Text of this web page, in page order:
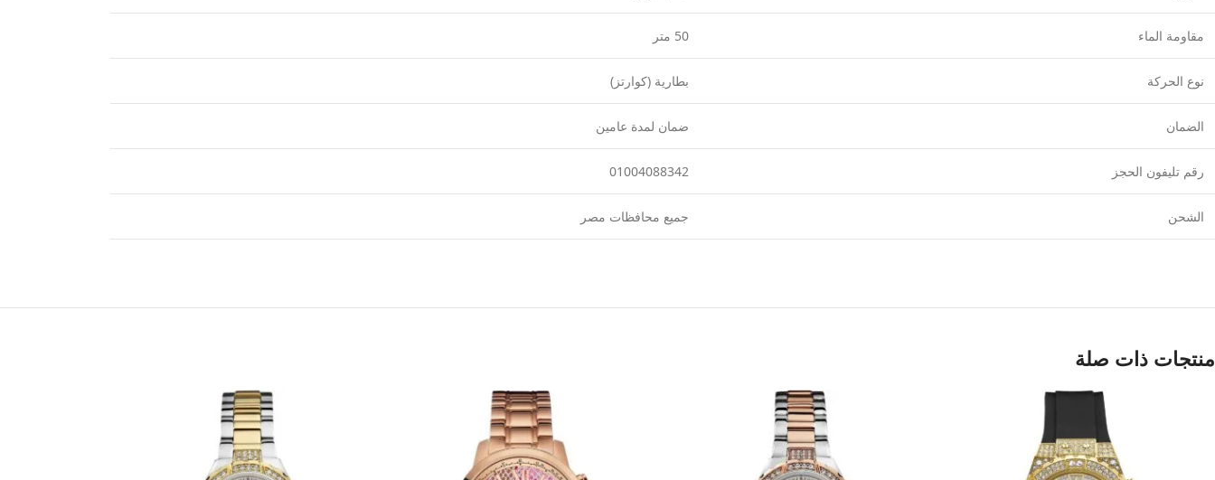
مقاومة الماء 50 متر
نوع الحركة بطارية (كوارتز)
الضمان ضمان لمدة عامين
رقم تليفون الحجز 01004088342
الشحن جميع محافظات مصر
منتجات ذات صلة